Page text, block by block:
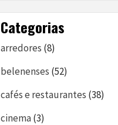
Categorias
arredores (8)
belenenses (52)
cafés e restaurantes (38)
cinema(3)